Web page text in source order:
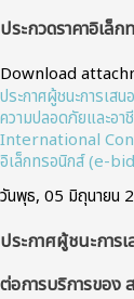
ประกวดราคาอิเล็
Download
ประกาศผู้ชนะการเส
ความปลอดภัยและอา
International
อิเล็กทรอนิกส์ (e-
วันพุธ, 05 มิถุนายน
ประกาศผู้ชนะการ
ต่อการบริการของ